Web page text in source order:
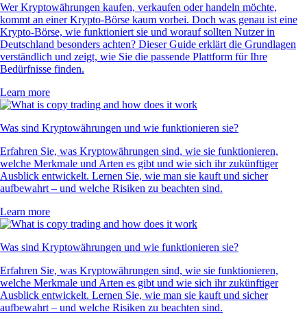
Wer Kryptowährungen kaufen, verkaufen oder handeln möchte,
kommt an einer Krypto-Börse kaum vorbei. Doch was genau ist eine
Krypto-Börse, wie funktioniert sie und worauf sollten Nutzer in
Deutschland besonders achten? Dieser Guide erklärt die Grundlagen
verständlich und zeigt, wie Sie die passende Plattform für Ihre
Bedürfnisse finden.
Learn more
Was sind Kryptowährungen und wie funktionieren sie?
Erfahren Sie, was Kryptowährungen sind, wie sie funktionieren,
welche Merkmale und Arten es gibt und wie sich ihr zukünftiger
Ausblick entwickelt. Lernen Sie, wie man sie kauft und sicher
aufbewahrt – und welche Risiken zu beachten sind.
Learn more
Was sind Kryptowährungen und wie funktionieren sie?
Erfahren Sie, was Kryptowährungen sind, wie sie funktionieren,
welche Merkmale und Arten es gibt und wie sich ihr zukünftiger
Ausblick entwickelt. Lernen Sie, wie man sie kauft und sicher
aufbewahrt – und welche Risiken zu beachten sind.